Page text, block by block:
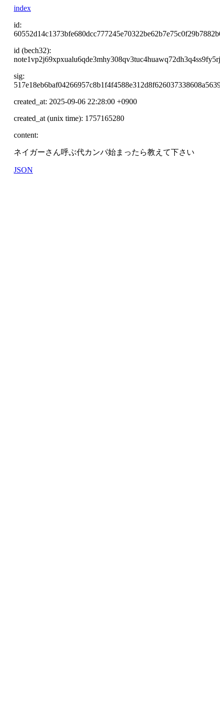
index
id:
id (bech32):
sig:
created_at: 2025-09-06 22:28:00 +0900
created_at (unix time): 1757165280
content:
ネイガーさん呼ぶ代カンパ始まったら教えて下さい
JSON